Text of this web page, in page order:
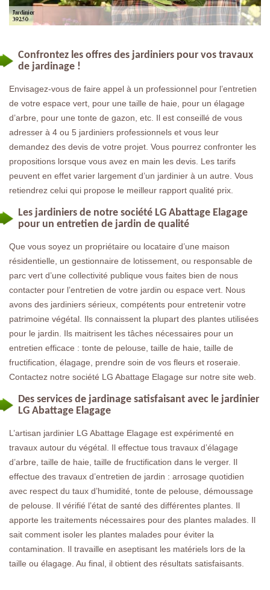
Confrontez les offres des jardiniers pour vos travaux
de jardinage !
Envisagez-vous de faire appel à un professionnel pour l’entretien
de votre espace vert, pour une taille de haie, pour un élagage
d’arbre, pour une tonte de gazon, etc. Il est conseillé de vous
adresser à 4 ou 5 jardiniers professionnels et vous leur
demandez des devis de votre projet. Vous pourrez confronter les
propositions lorsque vous avez en main les devis. Les tarifs
peuvent en effet varier largement d’un jardinier à un autre. Vous
retiendrez celui qui propose le meilleur rapport qualité prix.
Les jardiniers de notre société LG Abattage Elagage
pour un entretien de jardin de qualité
Que vous soyez un propriétaire ou locataire d’une maison
résidentielle, un gestionnaire de lotissement, ou responsable de
parc vert d’une collectivité publique vous faites bien de nous
contacter pour l’entretien de votre jardin ou espace vert. Nous
avons des jardiniers sérieux, compétents pour entretenir votre
patrimoine végétal. Ils connaissent la plupart des plantes utilisées
pour le jardin. Ils maitrisent les tâches nécessaires pour un
entretien efficace : tonte de pelouse, taille de haie, taille de
fructification, élagage, prendre soin de vos fleurs et roseraie.
Contactez notre société LG Abattage Elagage sur notre site web.
Des services de jardinage satisfaisant avec le jardinier
LG Abattage Elagage
L’artisan jardinier LG Abattage Elagage est expérimenté en
travaux autour du végétal. Il effectue tous travaux d’élagage
d’arbre, taille de haie, taille de fructification dans le verger. Il
effectue des travaux d’entretien de jardin : arrosage quotidien
avec respect du taux d’humidité, tonte de pelouse, démoussage
de pelouse. Il vérifié l’état de santé des différentes plantes. Il
apporte les traitements nécessaires pour des plantes malades. Il
sait comment isoler les plantes malades pour éviter la
contamination. Il travaille en aseptisant les matériels lors de la
taille ou élagage. Au final, il obtient des résultats satisfaisants.